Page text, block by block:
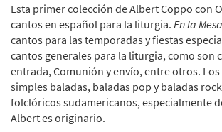
Esta primer colección de Albert Coppo con
cantos en español para la liturgia. En la
cantos para las temporadas y fiestas
cantos generales para la liturgia, como son
entrada, Comunión y envío, entre otros.
simples baladas, baladas pop y baladas
folclóricos sudamericanos, especialmente
Albert es originario.